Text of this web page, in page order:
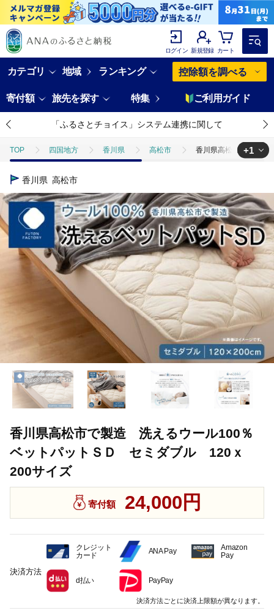
ログイン 新規登録 カート
カテゴリ 地域 ランキング 控除額を調べる
寄付額 旅先を探す 特集 ご利用ガイド
「ふるさとチョイス」システム連携に関して
TOP 四国地方 香川県 高松市 香川県高松市で製造
TOP
+1
香川県 高松市
香川県高松市で製造 洗えるウール100％
ベットパットＳＤ セミダブル 120ｘ
200サイズ
寄付額 24,000円
決済方法
クレジット
カード
ANA Pay
Amazon
Pay
d払い PayPay
決済方法ごとに決済上限額が異なります。